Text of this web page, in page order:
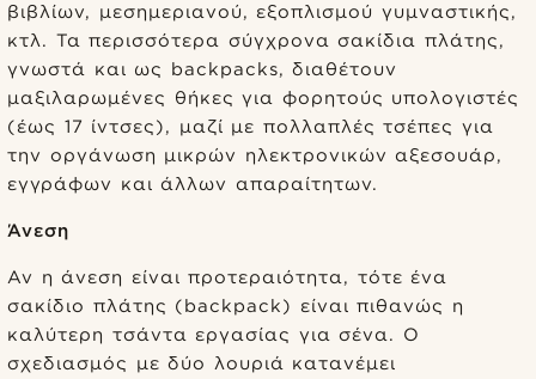
βιβλίων, μεσημεριανού, εξοπλισμού γυμναστικής,
κτλ. Τα περισσότερα σύγχρονα σακίδια πλάτης,
γνωστά και ως backpacks, διαθέτουν
μαξιλαρωμένες θήκες για φορητούς υπολογιστές
(έως 17 ίντσες), μαζί με πολλαπλές τσέπες για
την οργάνωση μικρών ηλεκτρονικών αξεσουάρ,
εγγράφων και άλλων απαραίτητων.
Άνεση
Αν η άνεση είναι προτεραιότητα, τότε ένα
σακίδιο πλάτης (backpack) είναι πιθανώς η
καλύτερη τσάντα εργασίας για σένα. Ο
σχεδιασμός με δύο λουριά κατανέμει